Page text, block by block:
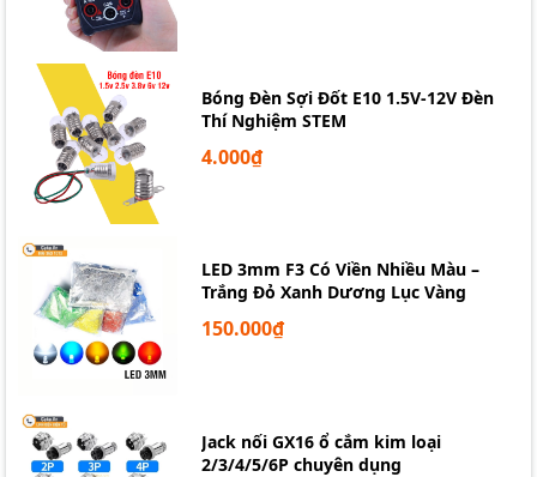
Bóng Đèn Sợi Đốt E10 1.5V-12V Đèn
Thí Nghiệm STEM
4.000₫
LED 3mm F3 Có Viền Nhiều Màu –
Trắng Đỏ Xanh Dương Lục Vàng
150.000₫
Jack nối GX16 ổ cắm kim loại
2/3/4/5/6P chuyên dụng